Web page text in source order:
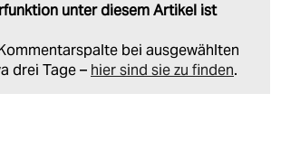
unter diesem Artikel ist
bei ausgewählten
drei Tage – hier sind sie zu finden.